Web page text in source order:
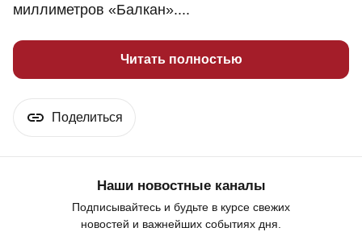
миллиметров «Балкан»....
Читать полностью
Поделиться
Наши новостные каналы
Подписывайтесь и будьте в курсе свежих
новостей и важнейших событиях дня.